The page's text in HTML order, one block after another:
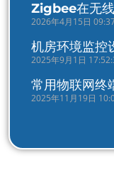
Zigbee在无
2026年4月15日
机房环境监控
2025年9月1日
常用物联网终
2025年11月19日